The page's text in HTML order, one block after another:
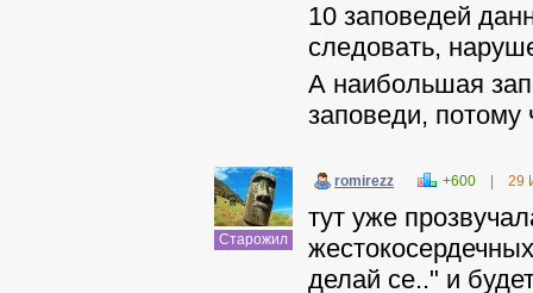
10 заповедей
следовать,
А наибольшая
заповеди, потому
Старожил
romirezz +600 29
тут уже
делай се.." и